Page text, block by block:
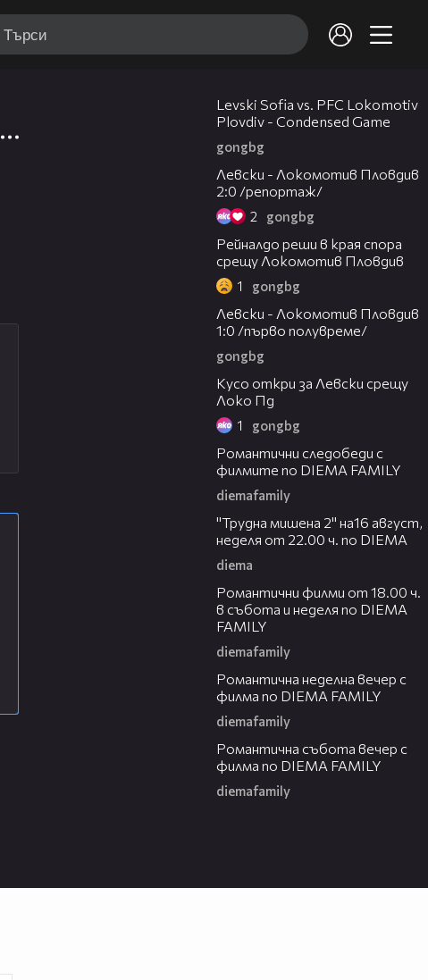
Levski Sofia vs. PFC Lokomotiv
Plovdiv - Condensed Game
gongbg
Левски - Локомотив Пловдив
2:0 /репортаж/
2 gongbg
Рейналдо реши в края спора
срещу Локомотив Пловдив
1 gongbg
Левски - Локомотив Пловдив
1:0 /първо полувреме/
gongbg
Кусо откри за Левски срещу
Локо Пд
1 gongbg
Романтични следобеди с
филмите по DIEMA FAMILY
diemafamily
"Трудна мишена 2" на16 август,
неделя от 22.00 ч. по DIEMA
diema
Романтични филми от 18.00 ч.
в събота и неделя по DIEMA
FAMILY
diemafamily
Романтичнa неделна вечер с
филма по DIEMA FAMILY
diemafamily
Романтичнa събота вечер с
филма по DIEMA FAMILY
diemafamily